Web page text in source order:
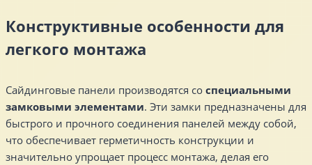
Конструктивные особенности для
легкого монтажа
Сайдинговые панели производятся со специальными
замковыми элементами. Эти замки предназначены для
быстрого и прочного соединения панелей между собой,
что обеспечивает герметичность конструкции и
значительно упрощает процесс монтажа, делая его